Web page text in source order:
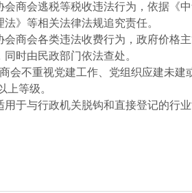
会逃税等税收违法行为，依据《中
》等相关法律法规追究责任。
会各类违法收费行为，政府价格主
时由民政部门依法查处。
不重视党建工作、党组织应建未建
上等级。
与行政机关脱钩和直接登记的行业